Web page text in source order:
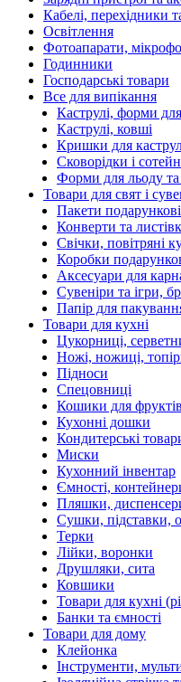
Кабелі, перехідники
Освітлення
Фотоапарати,
Годинники
Господарські товари
Все для випікання
Каструлі, форми
Каструлі, ковші
Кришки для
Сковорідки і
Форми для льоду
Товари для свят і
Пакети подарункові
Конверти та
Свічки, повітряні
Коробки
Аксесуари для
Сувеніри та ігри,
Папір для
Товари для кухні
Цукорниці,
Ножі, ножиці,
Підноси
Спецовниці
Кошики для
Кухонні дошки
Кондитерські
Миски
Кухонний інвентар
Ємності,
Пляшки,
Сушки, підставки,
Терки
Лійки, воронки
Друшляки, сита
Ковшики
Товари для кухні
Банки та ємності
Товари для дому
Клейонка
Інструменти,